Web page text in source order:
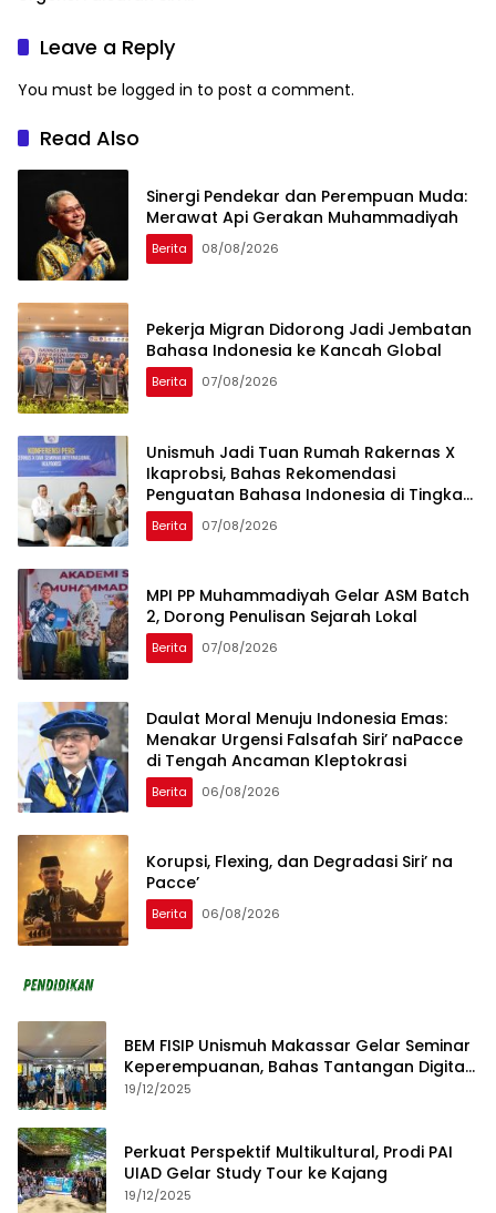
Ancaman Kleptokrasi
Leave a Reply
You must be logged in to post a comment.
Read Also
Sinergi Pendekar dan Perempuan Muda:
Merawat Api Gerakan Muhammadiyah
Berita 08/08/2026
Pekerja Migran Didorong Jadi Jembatan
Bahasa Indonesia ke Kancah Global
Berita 07/08/2026
Unismuh Jadi Tuan Rumah Rakernas X
Ikaprobsi, Bahas Rekomendasi
Penguatan Bahasa Indonesia di Tingkat
Global
Berita 07/08/2026
MPI PP Muhammadiyah Gelar ASM Batch
2, Dorong Penulisan Sejarah Lokal
Berita 07/08/2026
Daulat Moral Menuju Indonesia Emas:
Menakar Urgensi Falsafah Siri’ naPacce
di Tengah Ancaman Kleptokrasi
Berita 06/08/2026
Korupsi, Flexing, dan Degradasi Siri’ na
Pacce’
Berita 06/08/2026
BEM FISIP Unismuh Makassar Gelar Seminar
Keperempuanan, Bahas Tantangan Digital
dan Budaya Lokal
19/12/2025
Perkuat Perspektif Multikultural, Prodi PAI
UIAD Gelar Study Tour ke Kajang
19/12/2025